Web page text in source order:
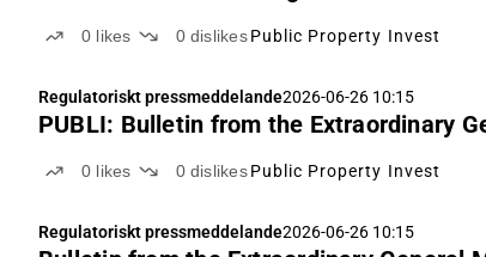
0 likes 0 dislikes Public Property Invest
Regulatoriskt pressmeddelande2026-06-26 10:15
PUBLI: Bulletin from the Extraordinary
0 likes 0 dislikes Public Property Invest
Regulatoriskt pressmeddelande2026-06-26 10:15